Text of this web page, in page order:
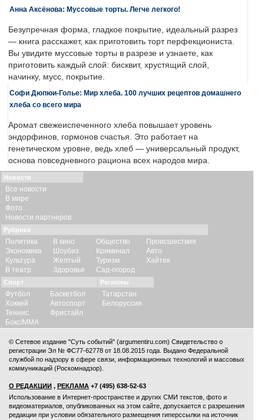
Анна Аксёнова: Муссовые торты. Легче легкого!
Безупречная форма, гладкое покрытие, идеальный разрез
— книга расскажет, как приготовить торт перфекциониста.
Вы увидите муссовые торты в разрезе и узнаете, как
приготовить каждый слой: бисквит, хрустящий слой,
начинку, мусс, покрытие.
Софи Дюпюи-Голье: Мир хлеба. 100 лучших рецептов домашнего
хлеба со всего мира
Аромат свежеиспеченного хлеба повышает уровень
эндорфинов, гормонов счастья. Это работает на
генетическом уровне, ведь хлеб — универсальный продукт,
основа повседневного рациона всех народов мира.
Новости
Все новости
В мире
Фото
Новости партнеров
Рубрики
Политика
Экономика
Культура
В театр
В кино
Шоубиз
Желтый
Здоровье
Общество
Криминал
Туризм
Сад-огород
Происшествия
Авто
Хайтек
Спорт
Футбол
Хоккей
Теннис
Бокс/ММА
Баскетбол
Автоспорт
Фристайл
Регионы
Татарстан
Белоруссия
© Сетевое издание "Суть событий" (argumentiru.com) Свидетельство о
регистрации Эл № ФС77-62778 от 18.08.2015 года. Выдано Федеральной
службой по надзору в сфере связи, информационных технологий и массовых
коммуникаций (Роскомнадзор).
О РЕДАКЦИИ , РЕКЛАМА +7 (495) 638-52-63
Использование в Интернет-пространстве и других СМИ текстов, фото и
видеоматериалов, опубликованных на этом сайте, допускается с разрешения
редакции при условии обязательного размещения гиперссылки на источник